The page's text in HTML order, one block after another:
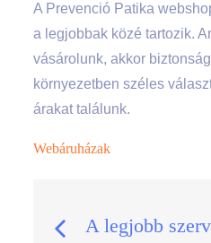
A Prevenció Patika
a legjobbak közé tartozik.
vásárolunk, akkor
környezetben széles
árakat találunk.
Webáruházak
A legjobb